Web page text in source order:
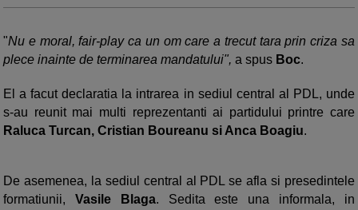
"Nu e moral, fair-play ca un om care a trecut tara prin criza sa
plece inainte de terminarea mandatului", a spus Boc.
El a facut declaratia la intrarea in sediul central al PDL, unde
s-au reunit mai multi reprezentanti ai partidului printre care
Raluca Turcan, Cristian Boureanu si Anca Boagiu.
De asemenea, la sediul central al PDL se afla si presedintele
formatiunii, Vasile Blaga. Sedita este una informala, in